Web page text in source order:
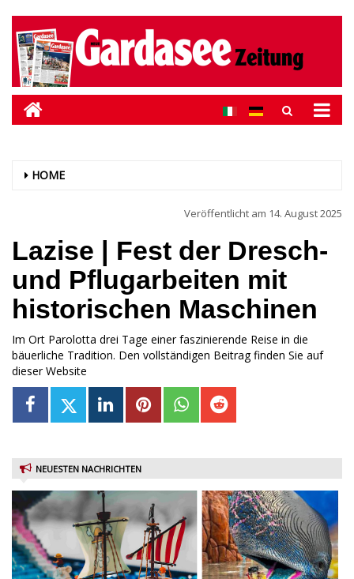
HOME
Veröffentlicht am 14. August 2025
Lazise | Fest der Dresch-
und Pflugarbeiten mit
historischen Maschinen
Im Ort Parolotta drei Tage einer faszinierende Reise in die
bäuerliche Tradition. Den vollständigen Beitrag finden Sie auf
dieser Website
NEUESTEN NACHRICHTEN